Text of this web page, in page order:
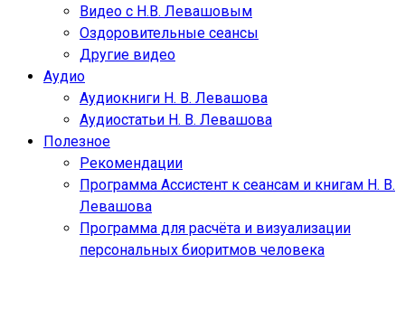
Видео с Н.В. Левашовым
Оздоровительные сеансы
Другие видео
Аудио
Аудиокниги Н. В. Левашова
Аудиостатьи Н. В. Левашова
Полезное
Рекомендации
Программа Ассистент к сеансам и книгам Н. В.
Левашова
Программа для расчёта и визуализации
персональных биоритмов человека